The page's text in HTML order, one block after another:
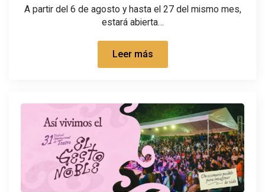
A partir del 6 de agosto y hasta el 27 del mismo mes,
estará abierta…
Leer más